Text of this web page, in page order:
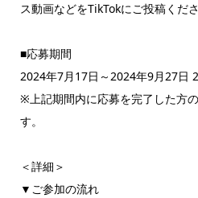
ス動画などをTikTokにご投稿くだ
■応募期間
2024年7月17日～2024年9月27日
※上記期間内に応募を完了した方
す。
＜詳細＞
▼ご参加の流れ